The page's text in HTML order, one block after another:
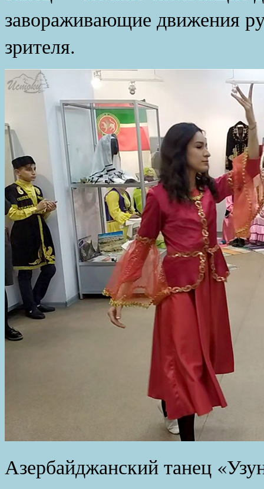
завораживающие движения
зрителя.
Азербайджанский танец